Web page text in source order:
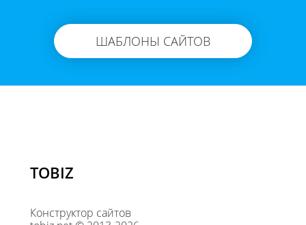
ШАБЛОНЫ САЙТОВ
TOBIZ
Конструктор сайтов